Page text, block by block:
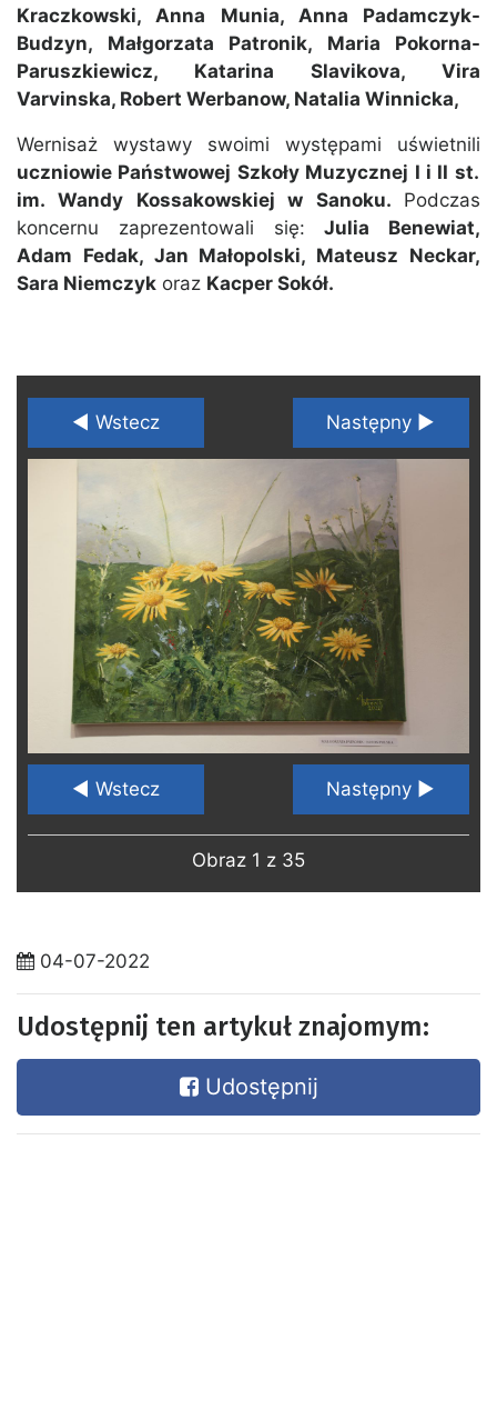
Kraczkowski, Anna Munia, Anna Padamczyk-
Budzyn, Małgorzata Patronik, Maria Pokorna-
Paruszkiewicz, Katarina Slavikova, Vira
Varvinska, Robert Werbanow, Natalia Winnicka,
Wernisaż wystawy swoimi występami uświetnili
uczniowie Państwowej Szkoły Muzycznej I i II st.
im. Wandy Kossakowskiej w Sanoku. Podczas
koncernu zaprezentowali się:Julia Benewiat,
Adam Fedak, Jan Małopolski, Mateusz Neckar,
Sara Niemczyk oraz Kacper Sokół.
◄ Wstecz Następny ►
◄ Wstecz Następny ►
Obraz 1 z 35
04-07-2022
Udostępnij ten artykuł znajomym:
Udostępnij